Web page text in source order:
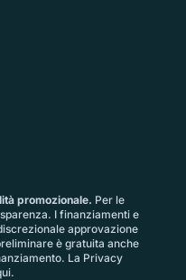
promozionale. Per le
. I finanziamenti e
approvazione
è gratuita anche
La Privacy